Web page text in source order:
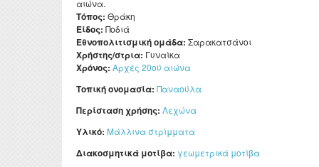
αιώνα.
Τόπος: Θράκη
Είδος: Ποδιά
Εθνοπολιτισμική ομάδα: Σαρακατσάνοι
Χρήστης/στρια: Γυναίκα
Χρόνος: Αρχές 20ού αιώνα
Τοπική ονομασία: Παναούλα
Περίσταση χρήσης: Λεχώνα
Υλικό: Μάλλινα στρίμματα
Διακοσμητικά μοτίβα: γεωμετρικά μοτίβα